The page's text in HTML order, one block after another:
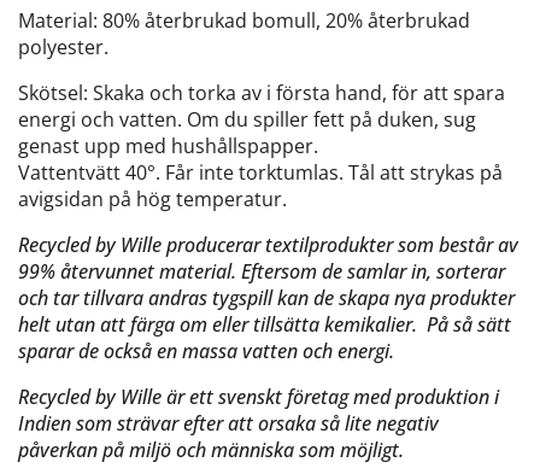
Material: 80% återbrukad bomull, 20% återbrukad
polyester.
Skötsel: Skaka och torka av i första hand, för att spara
energi och vatten. Om du spiller fett på duken, sug
genast upp med hushållspapper.
Vattentvätt 40°. Får inte torktumlas. Tål att strykas på
avigsidan på hög temperatur.
Recycled by Wille producerar textilprodukter som består av
99% återvunnet material. Eftersom de samlar in, sorterar
och tar tillvara andras tygspill kan de skapa nya produkter
helt utan att färga om eller tillsätta kemikalier. På så sätt
sparar de också en massa vatten och energi.
Recycled by Wille är ett svenskt företag med produktion i
Indien som strävar efter att orsaka så lite negativ
påverkan på miljö och människa som möjligt.